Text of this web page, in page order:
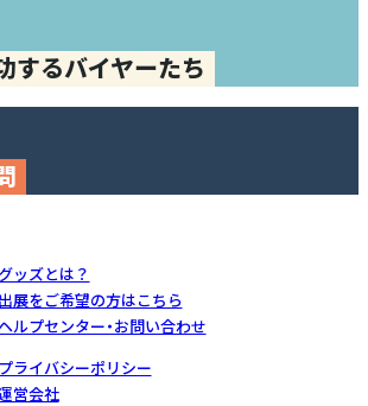
するバイヤーたち
グッズとは？
出展をご希望の方はこちら
ヘルプセンター・お問い合わせ
プライバシーポリシー
営会社